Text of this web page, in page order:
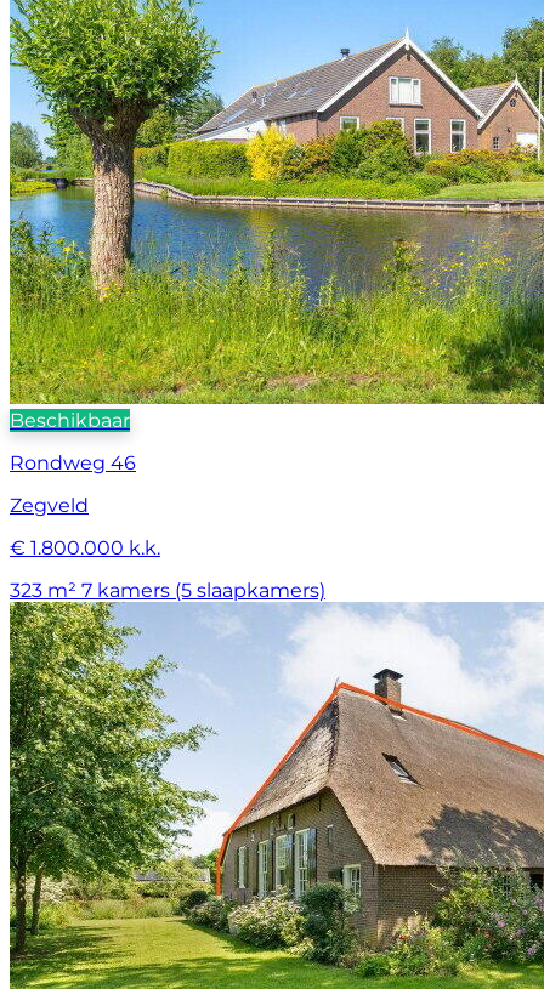
Beschikbaar
Rondweg 46
Zegveld
€ 1.800.000 k.k.
323 m² 7 kamers (5 slaapkamers)